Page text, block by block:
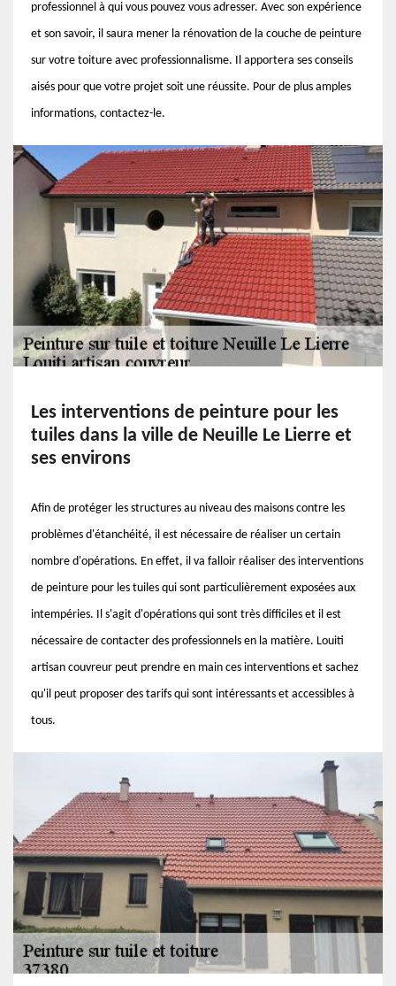
professionnel à qui vous pouvez vous adresser. Avec son expérience
et son savoir, il saura mener la rénovation de la couche de peinture
sur votre toiture avec professionnalisme. Il apportera ses conseils
aisés pour que votre projet soit une réussite. Pour de plus amples
informations, contactez-le.
Les interventions de peinture pour les
tuiles dans la ville de Neuille Le Lierre et
ses environs
Afin de protéger les structures au niveau des maisons contre les
problèmes d'étanchéité, il est nécessaire de réaliser un certain
nombre d'opérations. En effet, il va falloir réaliser des interventions
de peinture pour les tuiles qui sont particulièrement exposées aux
intempéries. Il s'agit d'opérations qui sont très difficiles et il est
nécessaire de contacter des professionnels en la matière. Louiti
artisan couvreur peut prendre en main ces interventions et sachez
qu'il peut proposer des tarifs qui sont intéressants et accessibles à
tous.